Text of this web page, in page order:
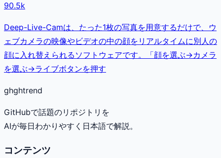
90.5k
Deep-Live-Camは、たった1枚の写真を用意するだけで、ウ
ェブカメラの映像やビデオの中の顔をリアルタイムに別人の
顔に入れ替えられるソフトウェアです。「顔を選ぶ→カメラ
を選ぶ→ライブボタンを押す
ghghtrend
GitHubで話題のリポジトリを
AIが毎日わかりやすく日本語で解説。
コンテンツ